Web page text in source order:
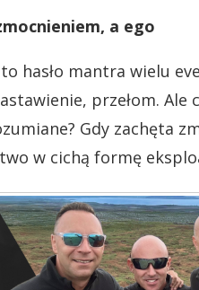
a ego
to hasło mantra wielu
przełom. Ale
Gdy zachęta
w cichą formę